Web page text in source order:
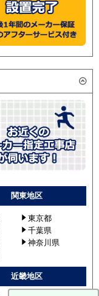
関東地区
東京都
千葉県
神奈川県
近畿地区